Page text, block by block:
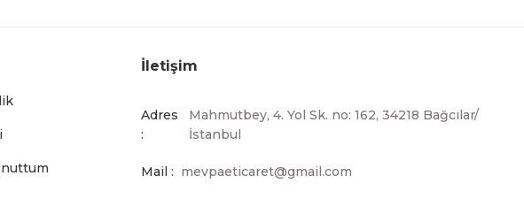
6 Kişilik Porselen Kahve Fincan Takımı
İletişim
Adres
:
Mahmutbey, 4. Yol Sk. no: 162, 34218 Bağcılar/
İstanbul
Mail : mevpaeticaret@gmail.com